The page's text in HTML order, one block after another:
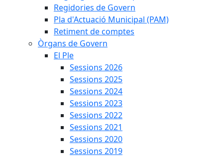
Regidories de Govern
Pla d'Actuació Municipal (PAM)
Retiment de comptes
Òrgans de Govern
El Ple
Sessions 2026
Sessions 2025
Sessions 2024
Sessions 2023
Sessions 2022
Sessions 2021
Sessions 2020
Sessions 2019